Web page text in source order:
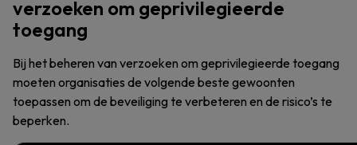
verzoeken om geprivilegieerde
toegang
Bij het beheren van verzoeken om geprivilegieerde toegang
moeten organisaties de volgende beste gewoonten
toepassen om de beveiliging te verbeteren en de risico’s te
beperken.